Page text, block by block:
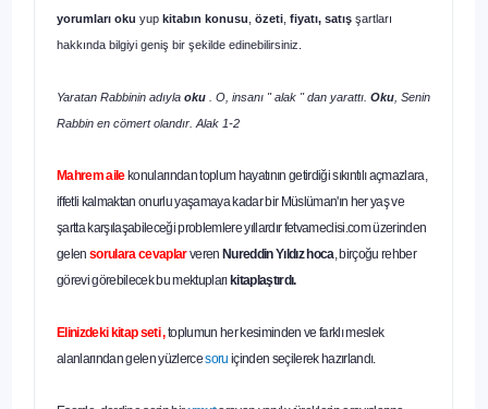
yorumları oku yup kitabın konusu özeti fiyatı, satış şartları
hakkında bilgiyi geniş bir şekilde edinebilirsiniz.
Yaratan Rabbinin adıyla oku . O, insanı " alak " dan yarattı. Oku , Senin
Rabbin en cömert olandır. Alak 1-2
Mahrem ailekonularından toplum hayatının getirdiği sıkıntılı açmazlara,
iffetli kalmaktan onurlu yaşamaya kadar bir Müslüman'ın her yaş ve
şartta karşılaşabileceği problemlere yıllardır fetvameclisi.com üzerinden
gelensorulara cevaplarverenNureddin Yıldız hoca , birçoğu rehber
görevi görebilecek bu mektuplarıkitaplaştırdı.
Elinizdeki kitap seti ,toplumun her kesiminden ve farklı meslek
alanlarından gelen yüzlercesoruiçinden seçilerek hazırlandı.